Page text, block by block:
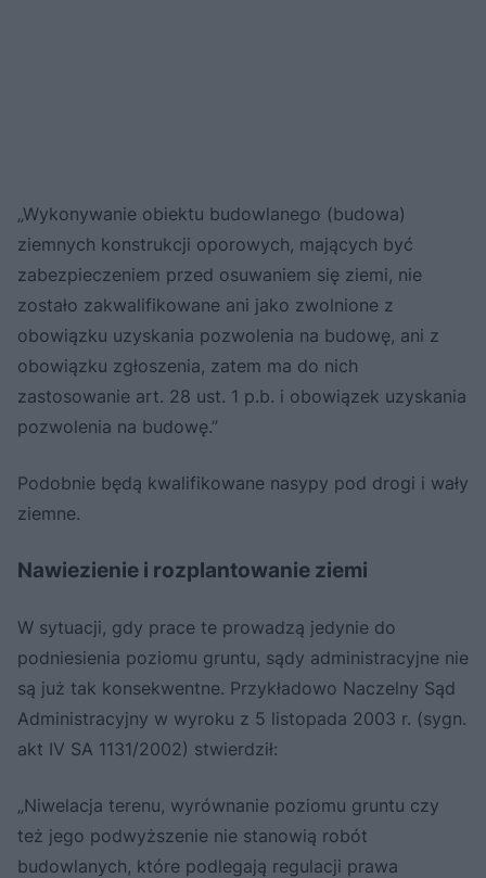
„Wykonywanie obiektu budowlanego (budowa)
ziemnych konstrukcji oporowych, mających być
zabezpieczeniem przed osuwaniem się ziemi, nie
zostało zakwalifikowane ani jako zwolnione z
obowiązku uzyskania pozwolenia na budowę, ani z
obowiązku zgłoszenia, zatem ma do nich
zastosowanie art. 28 ust. 1 p.b. i obowiązek uzyskania
pozwolenia na budowę.”
Podobnie będą kwalifikowane nasypy pod drogi i wały
ziemne.
Nawiezienie i rozplantowanie ziemi
W sytuacji, gdy prace te prowadzą jedynie do
podniesienia poziomu gruntu, sądy administracyjne nie
są już tak konsekwentne. Przykładowo Naczelny Sąd
Administracyjny w wyroku z 5 listopada 2003 r. (sygn.
akt IV SA 1131/2002) stwierdził:
„Niwelacja terenu, wyrównanie poziomu gruntu czy
też jego podwyższenie nie stanowią robót
budowlanych, które podlegają regulacji prawa